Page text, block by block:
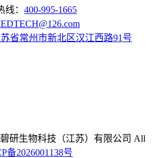
： 400-995-1665
省常州市新北区汉江西路91号
研生物科技（江苏）有限公司 All
备2026001138号